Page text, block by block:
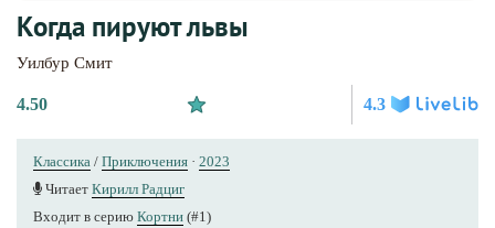
Когда пируют львы
Уилбур Смит
4.50 4.3
Классика / Приключения · 2023
Читает Кирилл Радциг
Входит в серию Кортни (#1)